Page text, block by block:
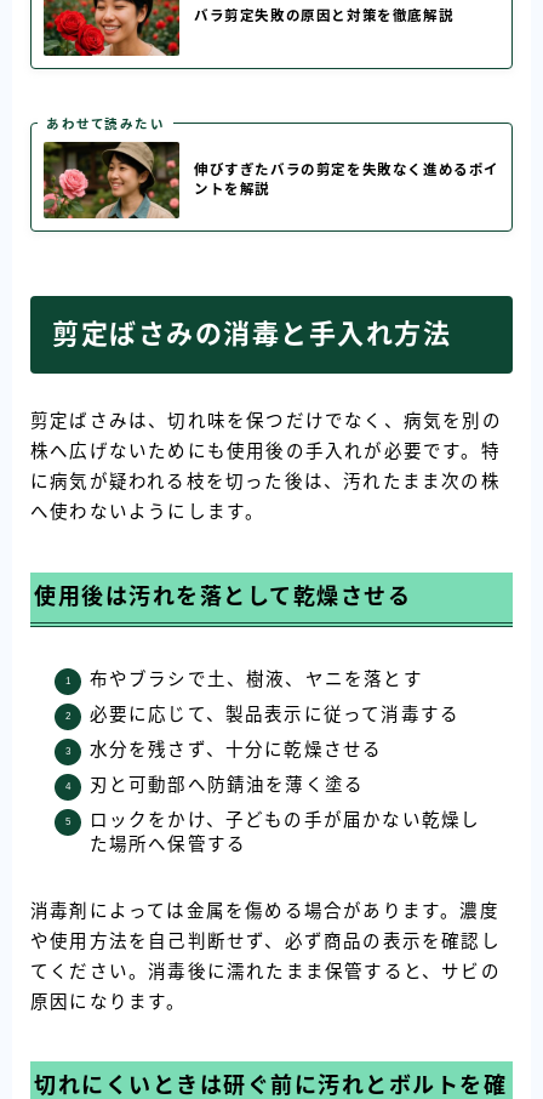
バラ剪定失敗の原因と対策を徹底解説
あわせて読みたい
伸びすぎたバラの剪定を失敗なく進めるポイ
ントを解説
剪定ばさみの消毒と手入れ方法
剪定ばさみは、切れ味を保つだけでなく、病気を別の
株へ広げないためにも使用後の手入れが必要です。特
に病気が疑われる枝を切った後は、汚れたまま次の株
へ使わないようにします。
使用後は汚れを落として乾燥させる
布やブラシで土、樹液、ヤニを落とす
必要に応じて、製品表示に従って消毒する
水分を残さず、十分に乾燥させる
刃と可動部へ防錆油を薄く塗る
ロックをかけ、子どもの手が届かない乾燥し
た場所へ保管する
消毒剤によっては金属を傷める場合があります。濃度
や使用方法を自己判断せず、必ず商品の表示を確認し
てください。消毒後に濡れたまま保管すると、サビの
原因になります。
切れにくいときは研ぐ前に汚れとボルトを確